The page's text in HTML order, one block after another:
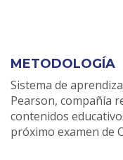
METODOLOGÍA
Sistema de
Pearson, compañía
contenidos
próximo examen de